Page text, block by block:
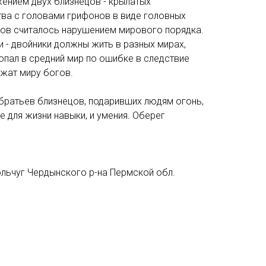
с головами грифонов в виде головных
считалось нарушением мирового порядка.
двойники должны жить в разных мирах,
в средний мир по ошибке в следствие
миру богов.
близнецов, подаривших людям огонь,
для жизни навыки, и умения. Оберег
Чердынского р-на Пермской обл.